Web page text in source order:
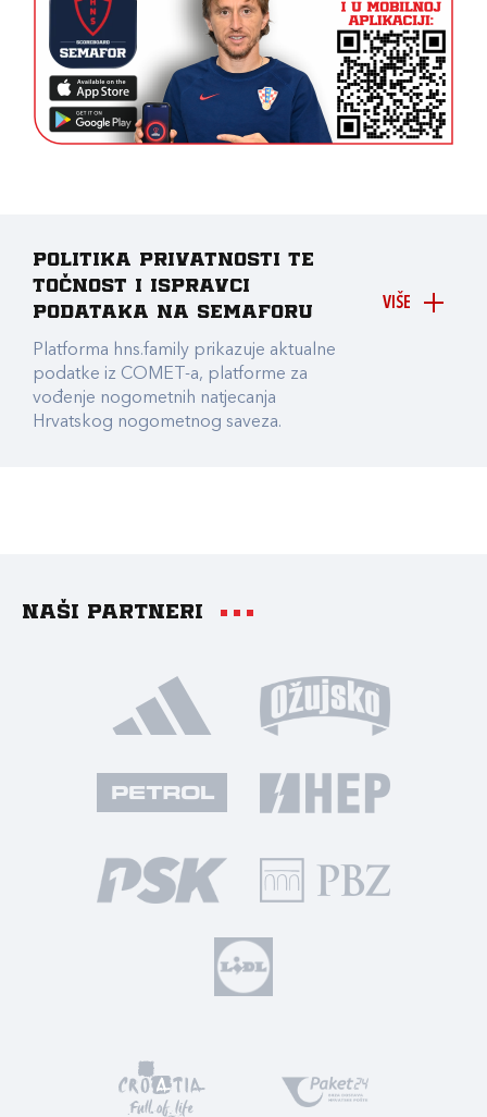
VIŠE
Politika privatnosti te
točnost i ispravci
podataka na Semaforu
Platforma hns.family prikazuje aktualne
podatke iz COMET-a, platforme za
vođenje nogometnih natjecanja
Hrvatskog nogometnog saveza.
Naši partneri